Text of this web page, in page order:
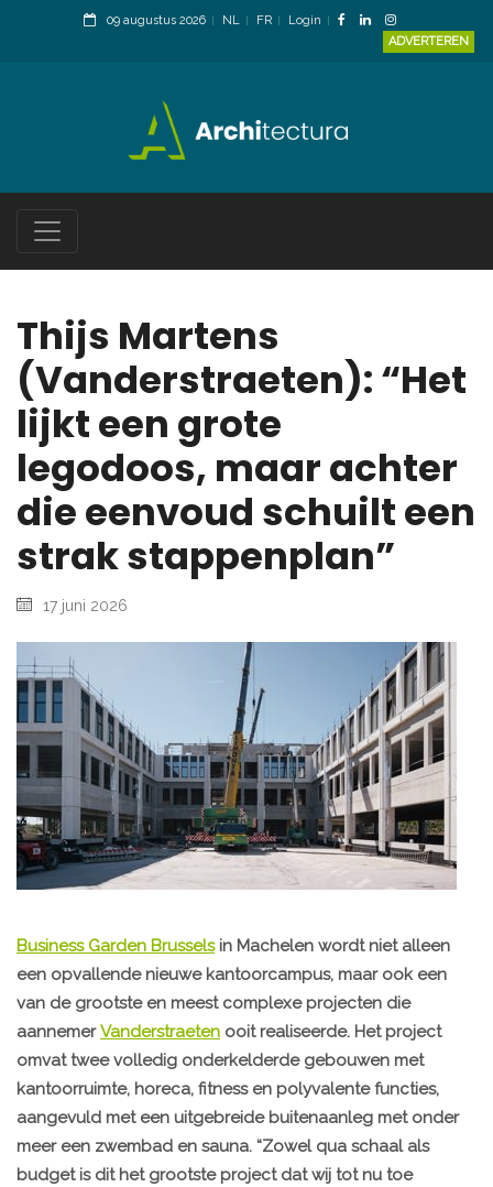
09 augustus 2026 NL FR
Login
ADVERTEREN
Thijs Martens
(Vanderstraeten): “Het
lijkt een grote
legodoos, maar achter
die eenvoud schuilt een
strak stappenplan”
17 juni 2026
Business Garden Brusselsin Machelen wordt niet alleen
een opvallende nieuwe kantoorcampus, maar ook een
van de grootste en meest complexe projecten die
aannemerVanderstraeten ooit realiseerde. Het project
omvat twee volledig onderkelderde gebouwen met
kantoorruimte, horeca, fitness en polyvalente functies,
aangevuld met een uitgebreide buitenaanleg met onder
meer een zwembad en sauna. “Zowel qua schaal als
budget is dit het grootste project dat wij tot nu toe